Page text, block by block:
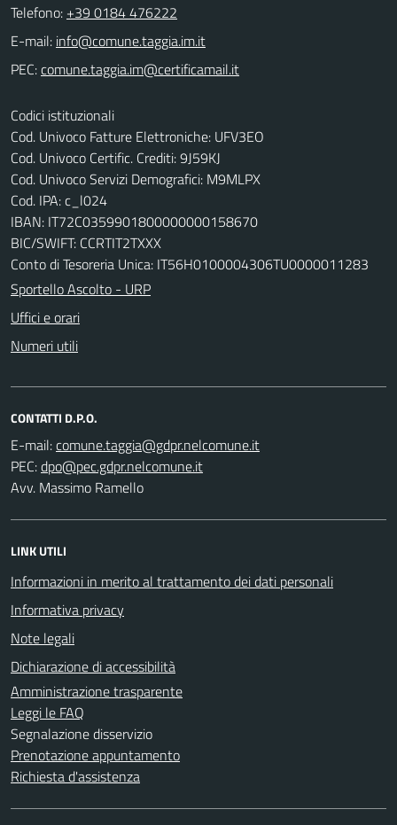
Telefono: +39 0184 476222
E-mail:
PEC:
Codici istituzionali
Cod. Univoco Fatture Elettroniche: UFV3EO
Cod. Univoco Certific. Crediti: 9J59KJ
Cod. Univoco Servizi Demografici: M9MLPX
Cod. IPA: c_l024
IBAN: IT72C0359901800000000158670
BIC/SWIFT: CCRTIT2TXXX
Conto di Tesoreria Unica: IT56H0100004306TU0000011283
Sportello Ascolto - URP
Uffici e orari
Numeri utili
CONTATTI D.P.O.
E-mail:
PEC:
Avv. Massimo Ramello
LINK UTILI
Informazioni in merito al trattamento dei dati personali
Informativa privacy
Note legali
Dichiarazione di accessibilità
Amministrazione trasparente
Leggi le FAQ
Segnalazione disservizio
Prenotazione appuntamento
Richiesta d'assistenza